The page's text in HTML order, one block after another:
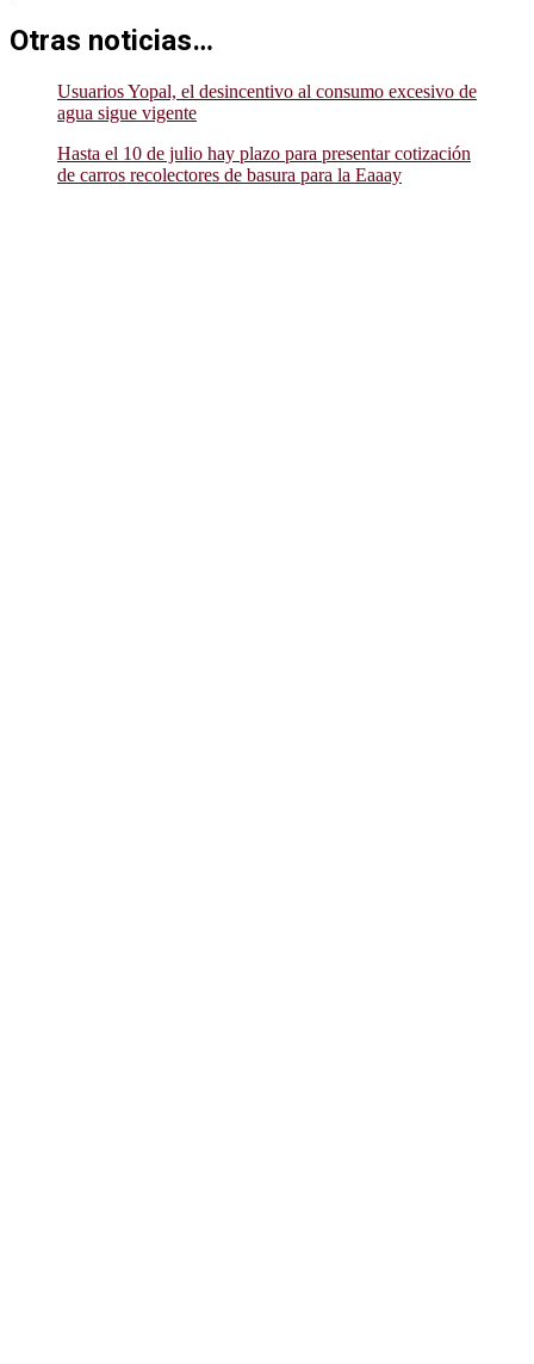
Otras noticias…
Usuarios Yopal, el desincentivo al consumo excesivo de
agua sigue vigente
Hasta el 10 de julio hay plazo para presentar cotización
de carros recolectores de basura para la Eaaay